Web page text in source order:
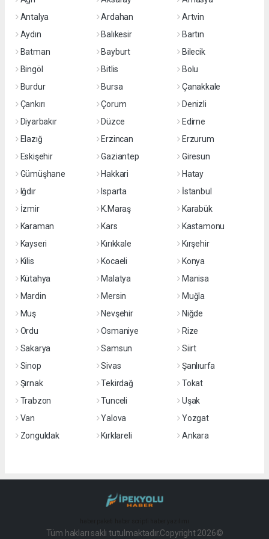
Antalya
Ardahan
Artvin
Aydın
Balıkesir
Bartın
Batman
Bayburt
Bilecik
Bingöl
Bitlis
Bolu
Burdur
Bursa
Çanakkale
Çankırı
Çorum
Denizli
Diyarbakır
Düzce
Edirne
Elazığ
Erzincan
Erzurum
Eskişehir
Gaziantep
Giresun
Gümüşhane
Hakkari
Hatay
Iğdır
Isparta
İstanbul
İzmir
K.Maraş
Karabük
Karaman
Kars
Kastamonu
Kayseri
Kırıkkale
Kırşehir
Kilis
Kocaeli
Konya
Kütahya
Malatya
Manisa
Mardin
Mersin
Muğla
Muş
Nevşehir
Niğde
Ordu
Osmaniye
Rize
Sakarya
Samsun
Siirt
Sinop
Sivas
Şanlıurfa
Şırnak
Tekirdağ
Tokat
Trabzon
Tunceli
Uşak
Van
Yalova
Yozgat
Zonguldak
Kırklareli Ankara
Tüm hakları saklı tutulmaktadır.Copyright 2026©